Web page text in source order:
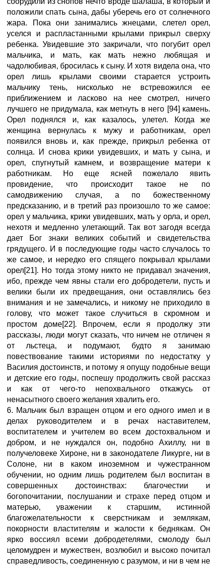
положили спать сына, дабы уберечь его от солнечного
жара. Пока они занимались жнецами, слетел орел,
уселся и распластанными крылами прикрыл сверху
ребенка. Увидевшие это закричали, что погубит орел
мальчика, и мать, как мать нежно любящая и
чадолюбивая, бросилась к сыну. И хотя видела она, что
орел лишь крылами своими старается устроить
мальчику тень, нисколько не встревожился ее
приближением и ласково на нее смотрел, ничего
лучшего не придумала, как метнуть в него [94] камень.
Орел поднялся и, как казалось, улетел. Когда же
женщина вернулась к мужу и работникам, орел
появился вновь и, как прежде, прикрыл ребенка от
солнца. И снова крики увидевших, и мать у сына, и
орел, спугнутый камнем, и возвращение матери к
работникам. Но еще ясней пожелало явить
провидение, что происходит такое не по
самодвижению случая, а по божественному
предсказанию, и в третий раз произошло то же самое:
орел у мальчика, крики увидевших, мать у орла, и орел,
нехотя и медленно улетающий. Так вот загодя всегда
дает Бог знаки великих событий и свидетельства
грядущего. И в последующие годы часто случалось то
же самое, и нередко его спящего покрывал крылами
орел[21]. Но тогда этому никто не придавал значения,
ибо, прежде чем явны стали его добродетели, пусть и
велики были их предвещания, они оставлялись без
внимания и не замечались, и никому не приходило в
голову, что может такое случиться в скромном и
простом доме[22]. Впрочем, если я продолжу эти
рассказы, люди могут сказать, что ничем не отличен я
от льстеца, и подумают, будто я занимаю
повествование такими историями по недостатку у
Василия достоинств, и потому я опущу подобные вещи
и детские его годы, поспешу продолжить свой рассказ
и как от чего-то непохвального откажусь от
ненасытного своего желания хвалить его.
6. Мальчик был взращен отцом и его одного имел и в
делах руководителем и в речах наставителем,
воспитателем и учителем во всем достохвальном и
добром, и не нуждался он, подобно Ахиллу, ни в
получеловеке Хироне, ни в законодателе Ликурге, ни в
Солоне, ни в каком иноземном и чужестранном
обучении, но одним лишь родителем был воспитан в
совершенных достоинствах: благочестии и
богопочитании, послушании и страхе перед отцом и
матерью, уважении к старшим, истинной
благожелательности к сверстникам и землякам,
покорности властителям и жалости к беднякам. Он
ярко воссиял всеми добродетелями, смолоду был
целомудрен и мужествен, возлюбил и высоко почитал
справедливость, соединенную с разумом, и ни в чем не